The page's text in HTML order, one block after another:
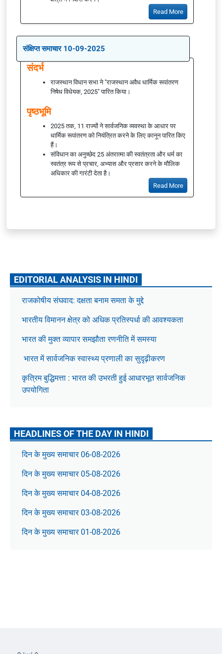
Read More
संक्षिप्त समाचार 10-09-2025
संदर्भ
राजस्थान विधान सभा ने "राजस्थान अवैध धार्मिक रूपांतरण
निषेध विधेयक, 2025" पारित किया।
पृष्ठभूमि
2025 तक, 11 राज्यों ने सार्वजनिक व्यवस्था के आधार पर
धार्मिक रूपांतरण को नियंत्रित करने के लिए कानून पारित किए
हैं।
संविधान का अनुच्छेद 25 अंतरात्मा की स्वतंत्रता और धर्म का
स्वतंत्र रूप से प्रचार, अभ्यास और प्रसार करने के मौलिक
अधिकार की गारंटी देता है।
Read More
EDITORIAL ANALYSIS IN HINDI
राजकोषीय संघवाद: दक्षता बनाम समता के मुद्दे
भारतीय विमानन क्षेत्र को अधिक प्रतिस्पर्धा की आवश्यकता
भारत की मुक्त व्यापार समझौता रणनीति में समस्या
भारत में सार्वजनिक स्वास्थ्य प्रणाली का सुदृढ़ीकरण
कृत्रिम बुद्धिमत्ता : भारत की उभरती हुई आधारभूत सार्वजनिक
उपयोगिता
HEADLINES OF THE DAY IN HINDI
दिन के मुख्य समाचार 06-08-2026
दिन के मुख्य समाचार 05-08-2026
दिन के मुख्य समाचार 04-08-2026
दिन के मुख्य समाचार 03-08-2026
दिन के मुख्य समाचार 01-08-2026